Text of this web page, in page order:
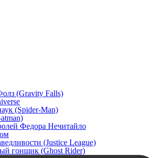
(Gravity Falls)
(Spider-Man)
Федора Нечитайло
(Justice League)
гонщик (Ghost Rider)